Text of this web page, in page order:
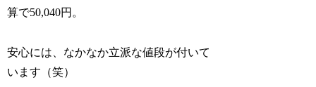
算で50,040円。
安心には、なかなか立派な値段が付いて
います（笑）